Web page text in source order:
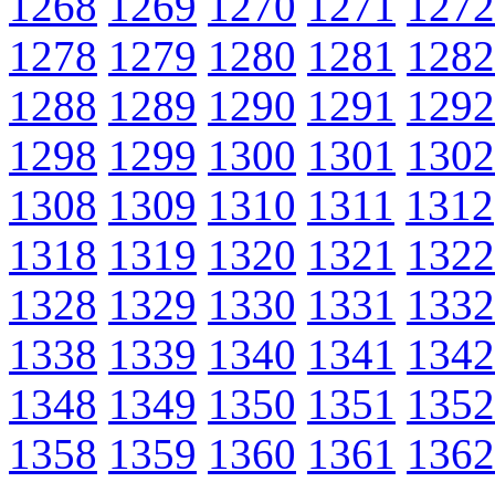
1278 1279 1280 1281 1282
1288 1289 1290 1291 1292
1298 1299 1300 1301 1302
1308 1309 1310 1311 1312
1318 1319 1320 1321 1322
1328 1329 1330 1331 1332
1338 1339 1340 1341 1342
1348 1349 1350 1351 1352
1358 1359 1360 1361 1362